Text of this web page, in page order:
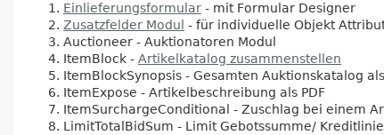
Einlieferungsformular - mit Formular Designer
Zusatzfelder Modul - für individuelle Objekt
Auctioneer - Auktionatoren Modul
ItemBlock - Artikelkatalog zusammenstellen
ItemBlockSynopsis - Gesamten Auktionskatalog
ItemExpose - Artikelbeschreibung als PDF
ItemSurchargeConditional - Zuschlag bei einem
LimitTotalBidSum - Limit Gebotssumme/ Kreditlinie